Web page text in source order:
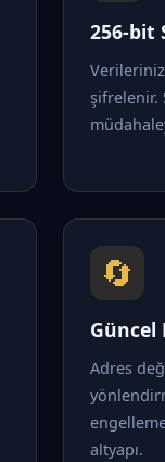
256-bit
şifrelenir.
🔄
Güncel
Adres
altyapı.